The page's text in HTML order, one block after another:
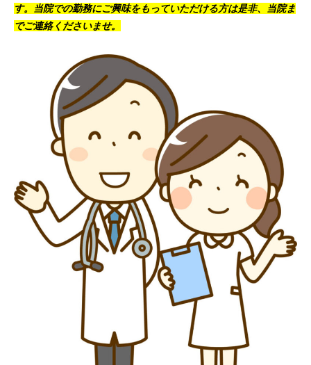
す。
当院での勤務にご興味をもっていただける方は是非、当院ま
でご連絡くださいませ。